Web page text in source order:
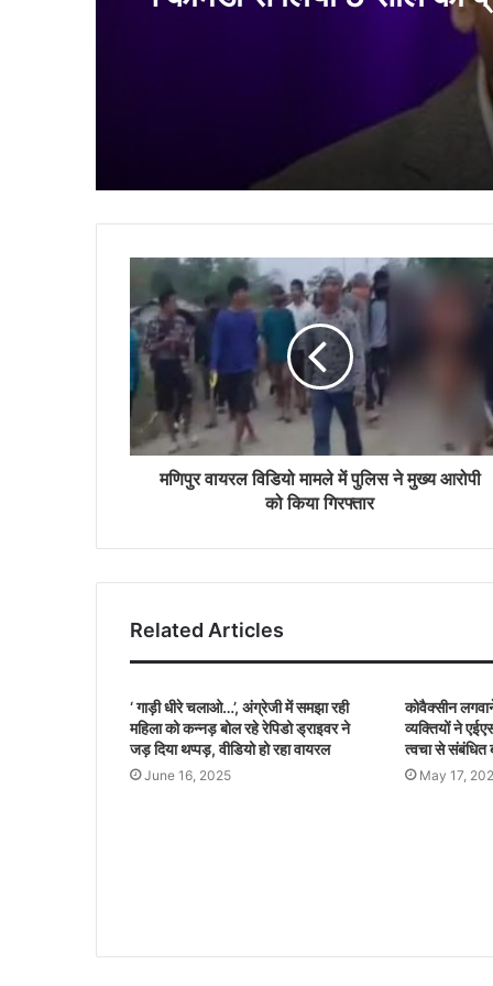
Stand up Comedian
ने कॉमेडी से लिया 5 साल का
स्वास्थ्य समस्याओं को बताया
मणिपुर वायरल विडियो मामले में पुलिस ने मुख्य आरोपी
को किया गिरफ्तार
Related Articles
‘ गाड़ी धीरे चलाओ…’, अंग्रेजी में समझा रही
महिला को कन्नड़ बोल रहे रेपिडो ड्राइवर ने
जड़ दिया थप्पड़, वीडियो हो रहा वायरल
June 16, 2025
कोवैक्सीन
व्यक्तियों ने
त्वचा से संबंधित
May 17,